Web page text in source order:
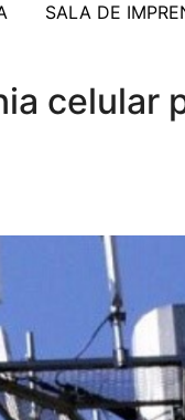
SALA DE
celular